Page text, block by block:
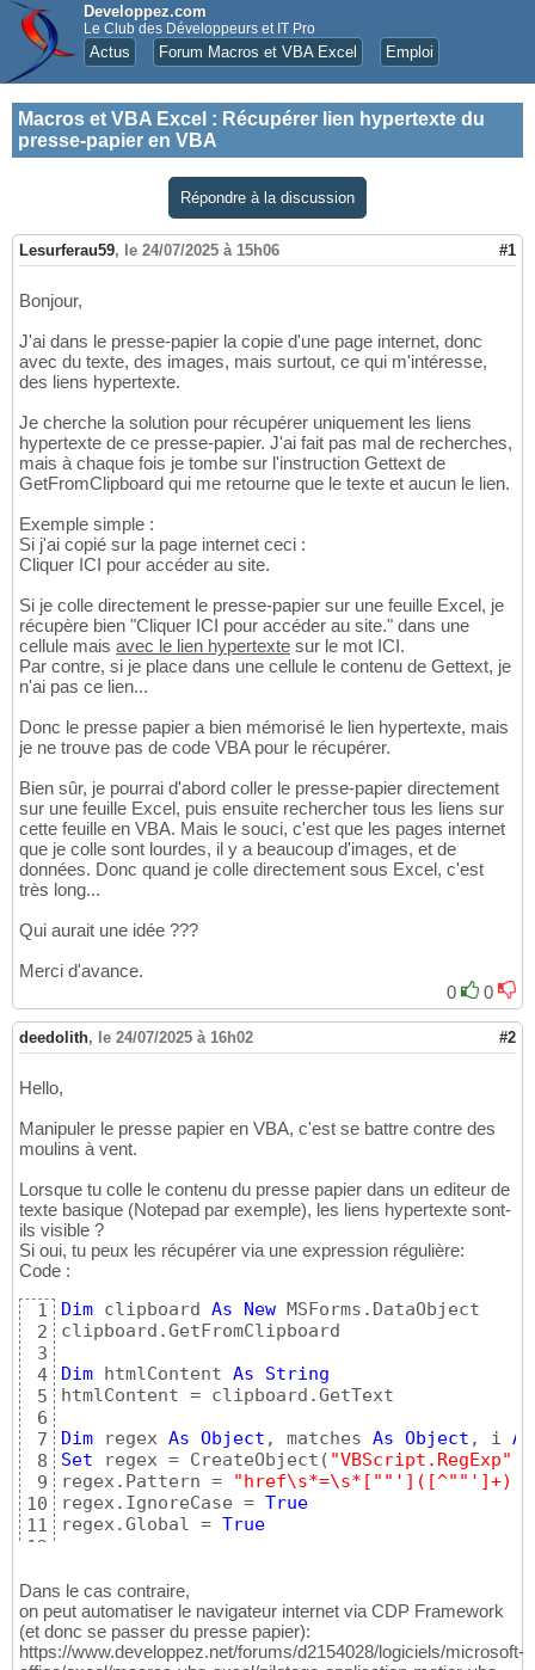
Developpez.com
Le Club des Développeurs et IT Pro
Actus Forum Macros et VBA Excel Emploi
Macros et VBA Excel : Récupérer lien hypertexte du
presse-papier en VBA
Répondre à la discussion
Lesurferau59, le 24/07/2025 à 15h06 #1
Bonjour,
J'ai dans le presse-papier la copie d'une page internet, donc
avec du texte, des images, mais surtout, ce qui m'intéresse,
des liens hypertexte.
Je cherche la solution pour récupérer uniquement les liens
hypertexte de ce presse-papier. J'ai fait pas mal de recherches,
mais à chaque fois je tombe sur l'instruction Gettext de
GetFromClipboard qui me retourne que le texte et aucun le lien.
Exemple simple :
Si j'ai copié sur la page internet ceci :
Cliquer ICI pour accéder au site.
Si je colle directement le presse-papier sur une feuille Excel, je
récupère bien "Cliquer ICI pour accéder au site." dans une
cellule mais avec le lien hypertexte sur le mot ICI.
Par contre, si je place dans une cellule le contenu de Gettext, je
n'ai pas ce lien...
Donc le presse papier a bien mémorisé le lien hypertexte, mais
je ne trouve pas de code VBA pour le récupérer.
Bien sûr, je pourrai d'abord coller le presse-papier directement
sur une feuille Excel, puis ensuite rechercher tous les liens sur
cette feuille en VBA. Mais le souci, c'est que les pages internet
que je colle sont lourdes, il y a beaucoup d'images, et de
données. Donc quand je colle directement sous Excel, c'est
très long...
Qui aurait une idée ???
Merci d'avance.
0
0
deedolith, le 24/07/2025 à 16h02 #2
Hello,
Manipuler le presse papier en VBA, c'est se battre contre des
moulins à vent.
Lorsque tu colle le contenu du presse papier dans un editeur de
texte basique (Notepad par exemple), les liens hypertexte sont-
ils visible ?
Si oui, tu peux les récupérer via une expression régulière:
Code :
1
2
3
4
5
6
7
8
9
10
11
12
14
15
16
17
Dim clipboard As New MSForms.DataObject
clipboard.GetFromClipboard
Dim htmlContent As
String
htmlContent = clipboard.GetText
Dim regex As Object , matches As Object , i As
Set regex = CreateObject ( "VBScript.RegExp" )
regex.Pattern =
"href\s*=\s*[" "']([^" "']+)["
regex.IgnoreCase = True
regex.Global = True
For i = 0 To matches.Count - 1
    Debug.Print matches
(
Next i
Dans le cas contraire,
on peut automatiser le navigateur internet via CDP Framework
(et donc se passer du presse papier):
https://www.developpez.net/forums/d2154028/logiciels/microsoft-